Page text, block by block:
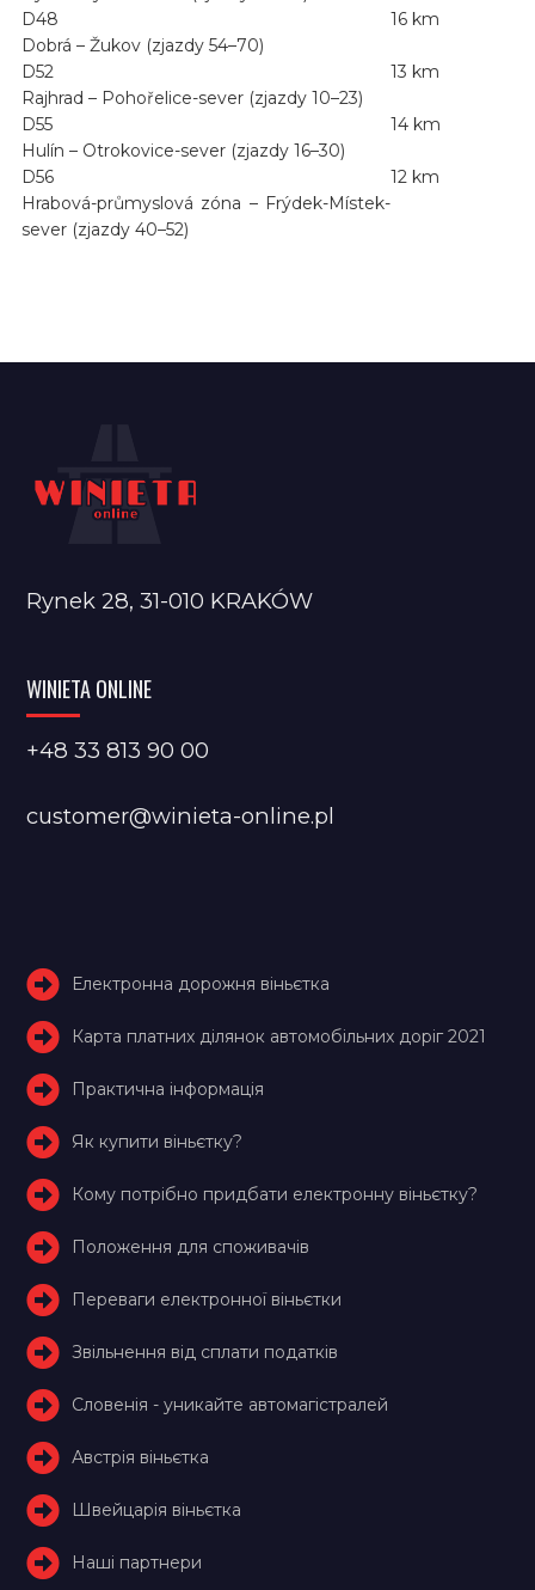
D48
Dobrá – Žukov (zjazdy 54–70)
16 km
D52
Rajhrad – Pohořelice-sever (zjazdy 10–23)
13 km
D55
Hulín – Otrokovice-sever (zjazdy 16–30)
14 km
D56
Hrabová-průmyslová zóna – Frýdek-Místek-
sever (zjazdy 40–52)
12 km
Rynek 28, 31-010 KRAKÓW
WINIETA ONLINE
+48 33 813 90 00
customer@winieta-online.pl
Електронна дорожня віньєтка
Карта платних ділянок автомобільних доріг 2021
Практична інформація
Як купити віньєтку?
Кому потрібно придбати електронну віньєтку?
Положення для споживачів
Переваги електронної віньєтки
Звільнення від сплати податків
Словенія - уникайте автомагістралей
Австрія віньєтка
Швейцарія віньєтка
Наші партнери